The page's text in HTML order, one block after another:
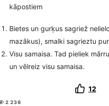
kāpostiem
Bietes un gurķus sagriež
mazākus), smalki sagrieztu
Visu samaisa. Tad pieliek
un vēlreiz visu samaisa.
12
2 236